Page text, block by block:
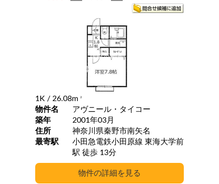
1K / 26.08m 2
物件名
アヴニール・タイコー
築年
2001年03月
住所
神奈川県秦野市南矢名
最寄駅
小田急電鉄小田原線 東海大学前
駅 徒歩 13分